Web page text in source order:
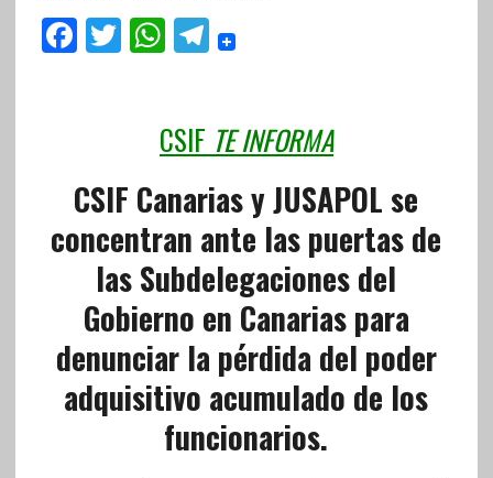
F
o
o
k
T
r
W
s
p
p
T
g
r
a
m
CSIF TE INFORMA
CSIF Canarias y JUSAPOL se
concentran ante las puertas de
las Subdelegaciones del
Gobierno en Canarias para
denunciar la pérdida del poder
adquisitivo acumulado de los
funcionarios.